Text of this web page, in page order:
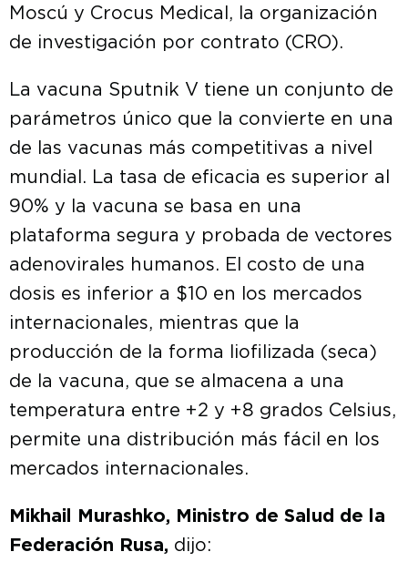
Moscú y Crocus Medical, la organización
de investigación por contrato (CRO).
La vacuna Sputnik V tiene un conjunto de
parámetros único que la convierte en una
de las vacunas más competitivas a nivel
mundial. La tasa de eficacia es superior al
90% y la vacuna se basa en una
plataforma segura y probada de vectores
adenovirales humanos. El costo de una
dosis es inferior a $10 en los mercados
internacionales, mientras que la
producción de la forma liofilizada (seca)
de la vacuna, que se almacena a una
temperatura entre +2 y +8 grados Celsius,
permite una distribución más fácil en los
mercados internacionales.
Mikhail Murashko, Ministro de Salud de la
Federación Rusa, dijo: